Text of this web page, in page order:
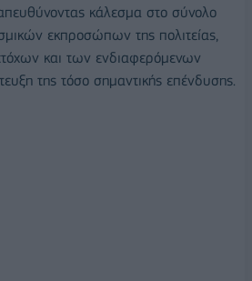
κάλεσμα στο σύνολο
εκπροσώπων της πολιτείας,
και των ενδιαφερόμενων
της τόσο σημαντικής επένδυσης.